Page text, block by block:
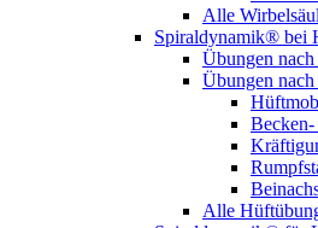
Alle
Spiraldynamik® bei
Übungen
Übungen
Alle